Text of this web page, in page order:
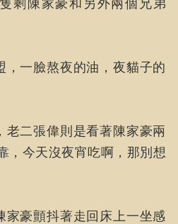
剩陳家豪和另外兩個兄弟
，一臉熬夜的油，夜貓子的
老二張偉則是看著陳家豪兩
，今天沒夜宵吃啊，那別想
家豪顫抖著走回床上一坐感